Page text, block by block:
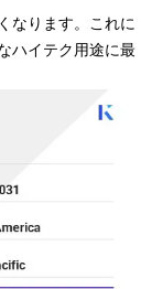
なります。これに
ハイテク用途に最